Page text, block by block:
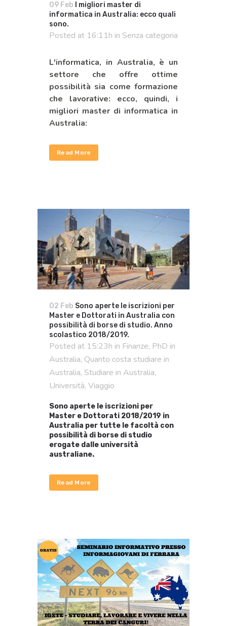
09 Feb I migliori master di
informatica in Australia: ecco quali
sono.
Posted at 16:11h in Senza categoria
L'informatica, in Australia, è un
settore che offre ottime
possibilità sia come formazione
che lavorative: ecco, quindi, i
migliori master di informatica in
Australia:
Read More
02 Feb Sono aperte le iscrizioni per
Master e Dottorati in Australia con
possibilità di borse di studio. Anno
scolastico 2018/2019.
Posted at 15:23h in Finanze, PhD in
Australia, Quanto costa studiare in
Australia, Studiare in Australia,
Università, Viaggio
Sono aperte le iscrizioni per
Master e Dottorati 2018/2019 in
Australia per tutte le facoltà con
possibilità di borse di studio
erogate dalle università
australiane.
Read More